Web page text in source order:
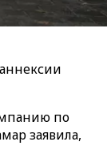
по
заявила,